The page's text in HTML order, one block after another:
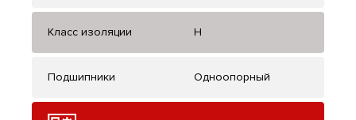
Класс изоляции H
Подшипники Одноопорный